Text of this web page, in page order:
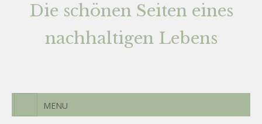
Die schönen Seiten eines
nachhaltigen Lebens
MENU